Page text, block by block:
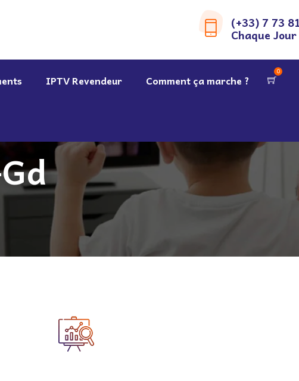
(+33) 7 73
Chaque
IPTV Revendeur Comment ça marche ?
0